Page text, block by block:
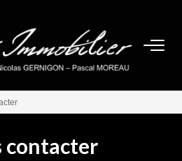
VENDUS
contacter